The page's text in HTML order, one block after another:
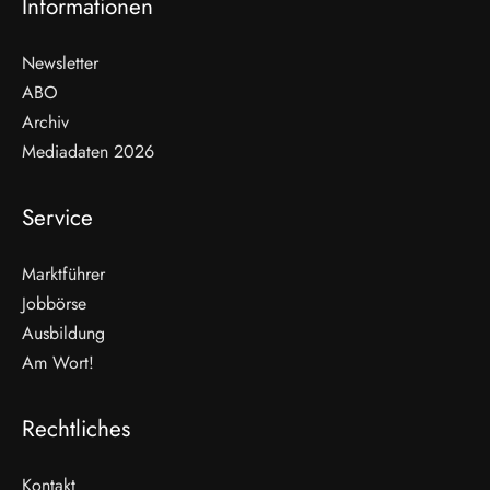
Newsletter
ABO
Archiv
Mediadaten 2026
Service
Marktführer
Jobbörse
Ausbildung
Am Wort!
Rechtliches
Kontakt